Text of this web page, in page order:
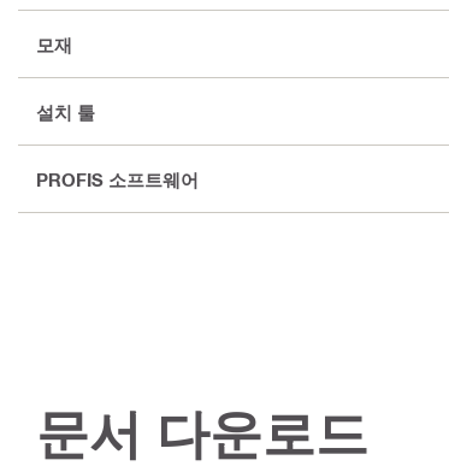
모재
설치 툴
PROFIS 소프트웨어
문서 다운로드